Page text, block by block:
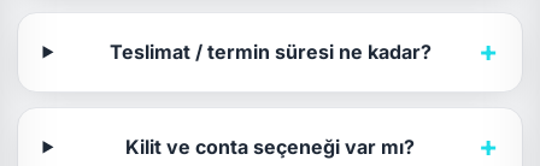
Teslimat / termin süresi ne kadar? +
Kilit ve conta seçeneği var mı? +